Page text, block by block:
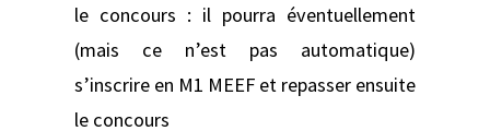
le concours : il pourra éventuellement
(mais ce n’est pas automatique)
s’inscrire en M1 MEEF et repasser ensuite
le concours